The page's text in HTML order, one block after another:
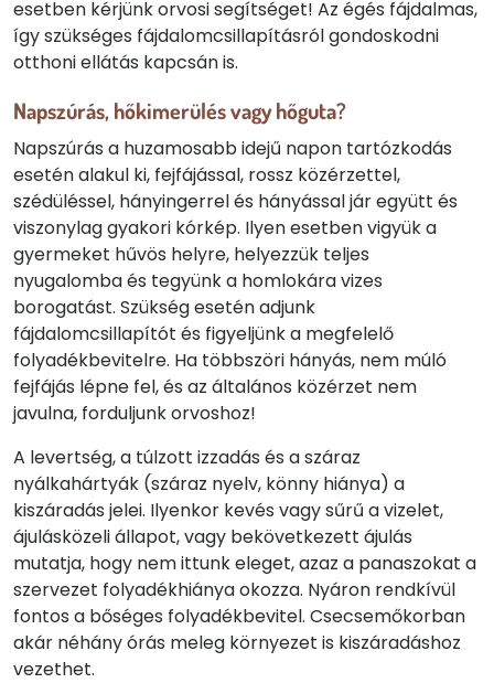
esetben kérjünk orvosi segítséget! Az égés fájdalmas,
így szükséges fájdalomcsillapításról gondoskodni
otthoni ellátás kapcsán is.
Napszúrás, hőkimerülés vagy hőguta?
Napszúrás a huzamosabb idejű napon tartózkodás
esetén alakul ki, fejfájással, rossz közérzettel,
szédüléssel, hányingerrel és hányással jár együtt és
viszonylag gyakori kórkép. Ilyen esetben vigyük a
gyermeket hűvös helyre, helyezzük teljes
nyugalomba és tegyünk a homlokára vizes
borogatást. Szükség esetén adjunk
fájdalomcsillapítót és figyeljünk a megfelelő
folyadékbevitelre. Ha többszöri hányás, nem múló
fejfájás lépne fel, és az általános közérzet nem
javulna, forduljunk orvoshoz!
A levertség, a túlzott izzadás és a száraz
nyálkahártyák (száraz nyelv, könny hiánya) a
kiszáradás jelei. Ilyenkor kevés vagy sűrű a vizelet,
ájulásközeli állapot, vagy bekövetkezett ájulás
mutatja, hogy nem ittunk eleget, azaz a panaszokat a
szervezet folyadékhiánya okozza. Nyáron rendkívül
fontos a bőséges folyadékbevitel. Csecsemőkorban
akár néhány órás meleg környezet is kiszáradáshoz
vezethet.